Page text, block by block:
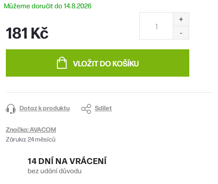
14.8.2026
181 Kč
VLOŽIT DO KOŠÍKU
Dotaz k produktu Sdílet
Značka:AVACOM
Záruka:24 měsíců
14 DNÍ NA VRÁCENÍ
bez udání důvodu